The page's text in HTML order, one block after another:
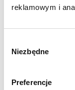
reklamowym i
zgody
Niezbędne
Preferencje